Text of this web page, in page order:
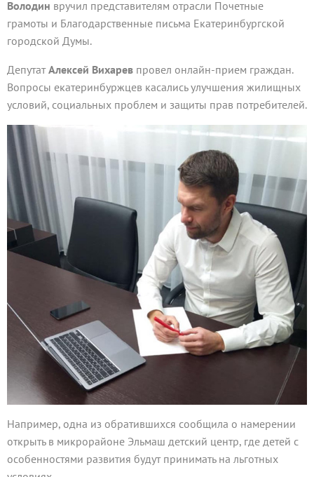
Володин вручил представителям отрасли Почетные
грамоты и Благодарственные письма Екатеринбургской
городской Думы.
ДепутатАлексей Вихарев провел онлайн-прием граждан.
Вопросы екатеринбуржцев касались улучшения жилищных
условий, социальных проблем и защиты прав потребителей.
Например, одна из обратившихся сообщила о намерении
открыть в микрорайоне Эльмаш детский центр, где детей с
особенностями развития будут принимать на льготных